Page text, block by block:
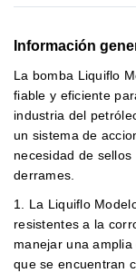
Información
La bomba Liquiflo
fiable y eficiente
industria del
un sistema de
necesidad de
derrames.
1. La Liquiflo
resistentes a la
manejar una
que se encuentran